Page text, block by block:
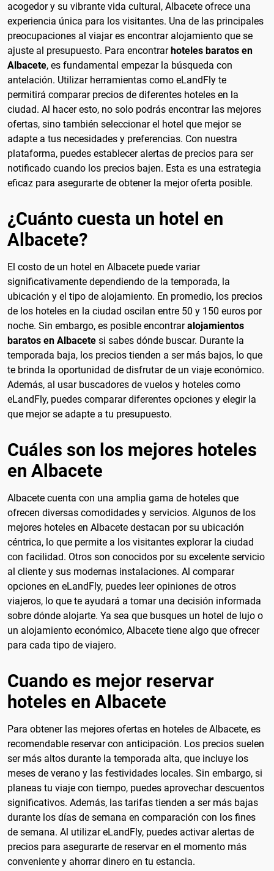
acogedor y su vibrante vida cultural, Albacete ofrece una
experiencia única para los visitantes. Una de las principales
preocupaciones al viajar es encontrar alojamiento que se
ajuste al presupuesto. Para encontrar hoteles baratos en
Albacete, es fundamental empezar la búsqueda con
antelación. Utilizar herramientas como eLandFly te
permitirá comparar precios de diferentes hoteles en la
ciudad. Al hacer esto, no solo podrás encontrar las mejores
ofertas, sino también seleccionar el hotel que mejor se
adapte a tus necesidades y preferencias. Con nuestra
plataforma, puedes establecer alertas de precios para ser
notificado cuando los precios bajen. Esta es una estrategia
eficaz para asegurarte de obtener la mejor oferta posible.
¿Cuánto cuesta un hotel en
Albacete?
El costo de un hotel en Albacete puede variar
significativamente dependiendo de la temporada, la
ubicación y el tipo de alojamiento. En promedio, los precios
de los hoteles en la ciudad oscilan entre 50 y 150 euros por
noche. Sin embargo, es posible encontraralojamientos
baratos en Albacete si sabes dónde buscar. Durante la
temporada baja, los precios tienden a ser más bajos, lo que
te brinda la oportunidad de disfrutar de un viaje económico.
Además, al usar buscadores de vuelos y hoteles como
eLandFly, puedes comparar diferentes opciones y elegir la
que mejor se adapte a tu presupuesto.
Cuáles son los mejores hoteles
en Albacete
Albacete cuenta con una amplia gama de hoteles que
ofrecen diversas comodidades y servicios. Algunos de los
mejores hoteles en Albacete destacan por su ubicación
céntrica, lo que permite a los visitantes explorar la ciudad
con facilidad. Otros son conocidos por su excelente servicio
al cliente y sus modernas instalaciones. Al comparar
opciones en eLandFly, puedes leer opiniones de otros
viajeros, lo que te ayudará a tomar una decisión informada
sobre dónde alojarte. Ya sea que busques un hotel de lujo o
un alojamiento económico, Albacete tiene algo que ofrecer
para cada tipo de viajero.
Cuando es mejor reservar
hoteles en Albacete
Para obtener las mejores ofertas en hoteles de Albacete, es
recomendable reservar con anticipación. Los precios suelen
ser más altos durante la temporada alta, que incluye los
meses de verano y las festividades locales. Sin embargo, si
planeas tu viaje con tiempo, puedes aprovechar descuentos
significativos. Además, las tarifas tienden a ser más bajas
durante los días de semana en comparación con los fines
de semana. Al utilizar eLandFly, puedes activar alertas de
precios para asegurarte de reservar en el momento más
conveniente y ahorrar dinero en tu estancia.